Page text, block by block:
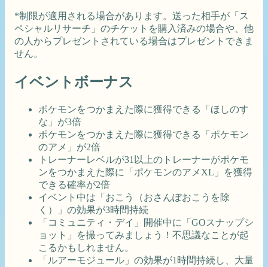
*制限が適用される場合があります。送った相手が「ス
ペシャルリサーチ」のチケットを購入済みの場合や、他
の人からプレゼントされている場合はプレゼントできま
せん。
イベントボーナス
ポケモンをつかまえた際に獲得できる「ほしのす
な」が3倍
ポケモンをつかまえた際に獲得できる「ポケモン
のアメ」が2倍
トレーナーレベルが31以上のトレーナーがポケモ
ンをつかまえた際に「ポケモンのアメXL」を獲得
できる確率が2倍
イベント中は「おこう（おさんぽおこうを除
く）」の効果が3時間持続
「コミュニティ・デイ」開催中に「GOスナップシ
ョット」を撮ってみましょう！不思議なことが起
こるかもしれません。
「ルアーモジュール」の効果が1時間持続し、大量